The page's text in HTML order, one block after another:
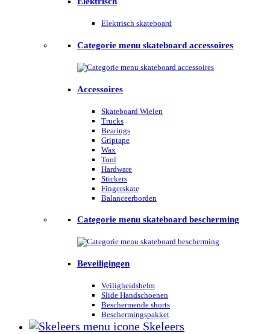
Elektrisch skateboard
Categorie menu skateboard accessoires
Accessoires
Skateboard Wielen
Trucks
Bearings
Griptape
Wax
Tool
Hardware
Stickers
Fingerskate
Balanceerborden
Categorie menu skateboard bescherming
Beveiligingen
Veiligheidshelm
Slide Handschoenen
Beschermende shorts
Beschermingspakket
Skeleers